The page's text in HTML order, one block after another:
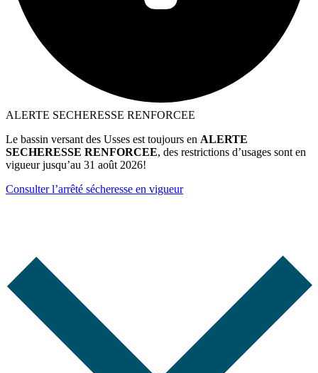
ALERTE SECHERESSE RENFORCEE
Le bassin versant des Usses est toujours en ALERTE
SECHERESSE RENFORCEE, des restrictions d’usages sont en
vigueur jusqu’au 31 août 2026!
Consulter l’arrêté sécheresse en vigueur